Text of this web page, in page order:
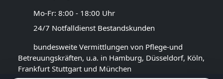
Mo-Fr: 8:00 - 18:00 Uhr
24/7 Notfalldienst Bestandskunden
bundesweite Vermittlungen von Pflege-und
Betreuungskräften, u.a. in Hamburg, Düsseldorf, Köln,
Frankfurt Stuttgart und München